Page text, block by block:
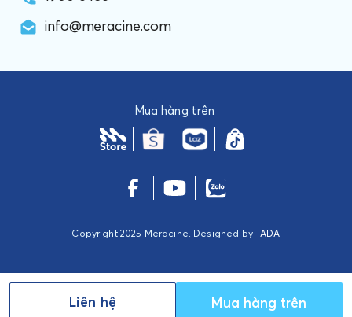
info@meracine.com
Copyright 2025 Meracine. Designed by TADA
Mua hàng trên
Liên hệ Mua hàng trên